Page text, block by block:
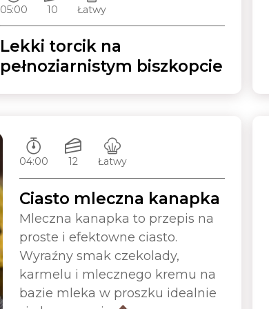
05:00
10
Łatwy
Lekki torcik na
pełnoziarnistym biszkopcie
Czas przygotowywania:
04:00
Ilość porcji:
12
Poziom trudności:
Łatwy
Ciasto mleczna kanapka
Mleczna kanapka to przepis na
proste i efektowne ciasto.
Wyraźny smak czekolady,
karmelu i mlecznego kremu na
bazie mleka w proszku idealnie